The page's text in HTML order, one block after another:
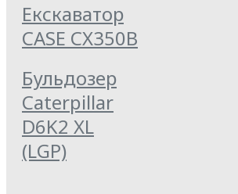
Екскаватор
CASE CX350B
Бульдозер
Caterpillar
D6K2 XL
(LGP)